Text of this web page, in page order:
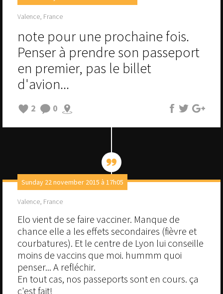
Valence, France
note pour une prochaine fois.
Penser à prendre son passeport
en premier, pas le billet
d'avion...
2 0
Sunday 22 november 2015 à 17h05
Valence, France
Elo vient de se faire vacciner. Manque de
chance elle a les effets secondaires (fièvre et
courbatures). Et le centre de Lyon lui conseille
moins de vaccins que moi. hummm quoi
penser... A refléchir.
En tout cas, nos passeports sont en cours. ça
c'est fait!